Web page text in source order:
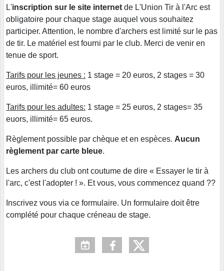
L'inscription sur le site internet de L'Union Tir à l'Arc est
obligatoire pour chaque stage auquel vous souhaitez
participer. Attention, le nombre d'archers est limité sur le pas
de tir. Le matériel est fourni par le club. Merci de venir en
tenue de sport.
Tarifs pour les jeunes : 1 stage = 20 euros, 2 stages = 30
euros, illimité= 60 euros
Tarifs pour les adultes: 1 stage = 25 euros, 2 stages= 35
euors, illimité= 65 euros.
Règlement possible par chèque et en espèces. Aucun
règlement par carte bleue.
Les archers du club ont coutume de dire « Essayer le tir à
l'arc, c'est l'adopter ! ». Et vous, vous commencez quand ??
Inscrivez vous via ce formulaire. Un formulaire doit être
complété pour chaque créneau de stage.